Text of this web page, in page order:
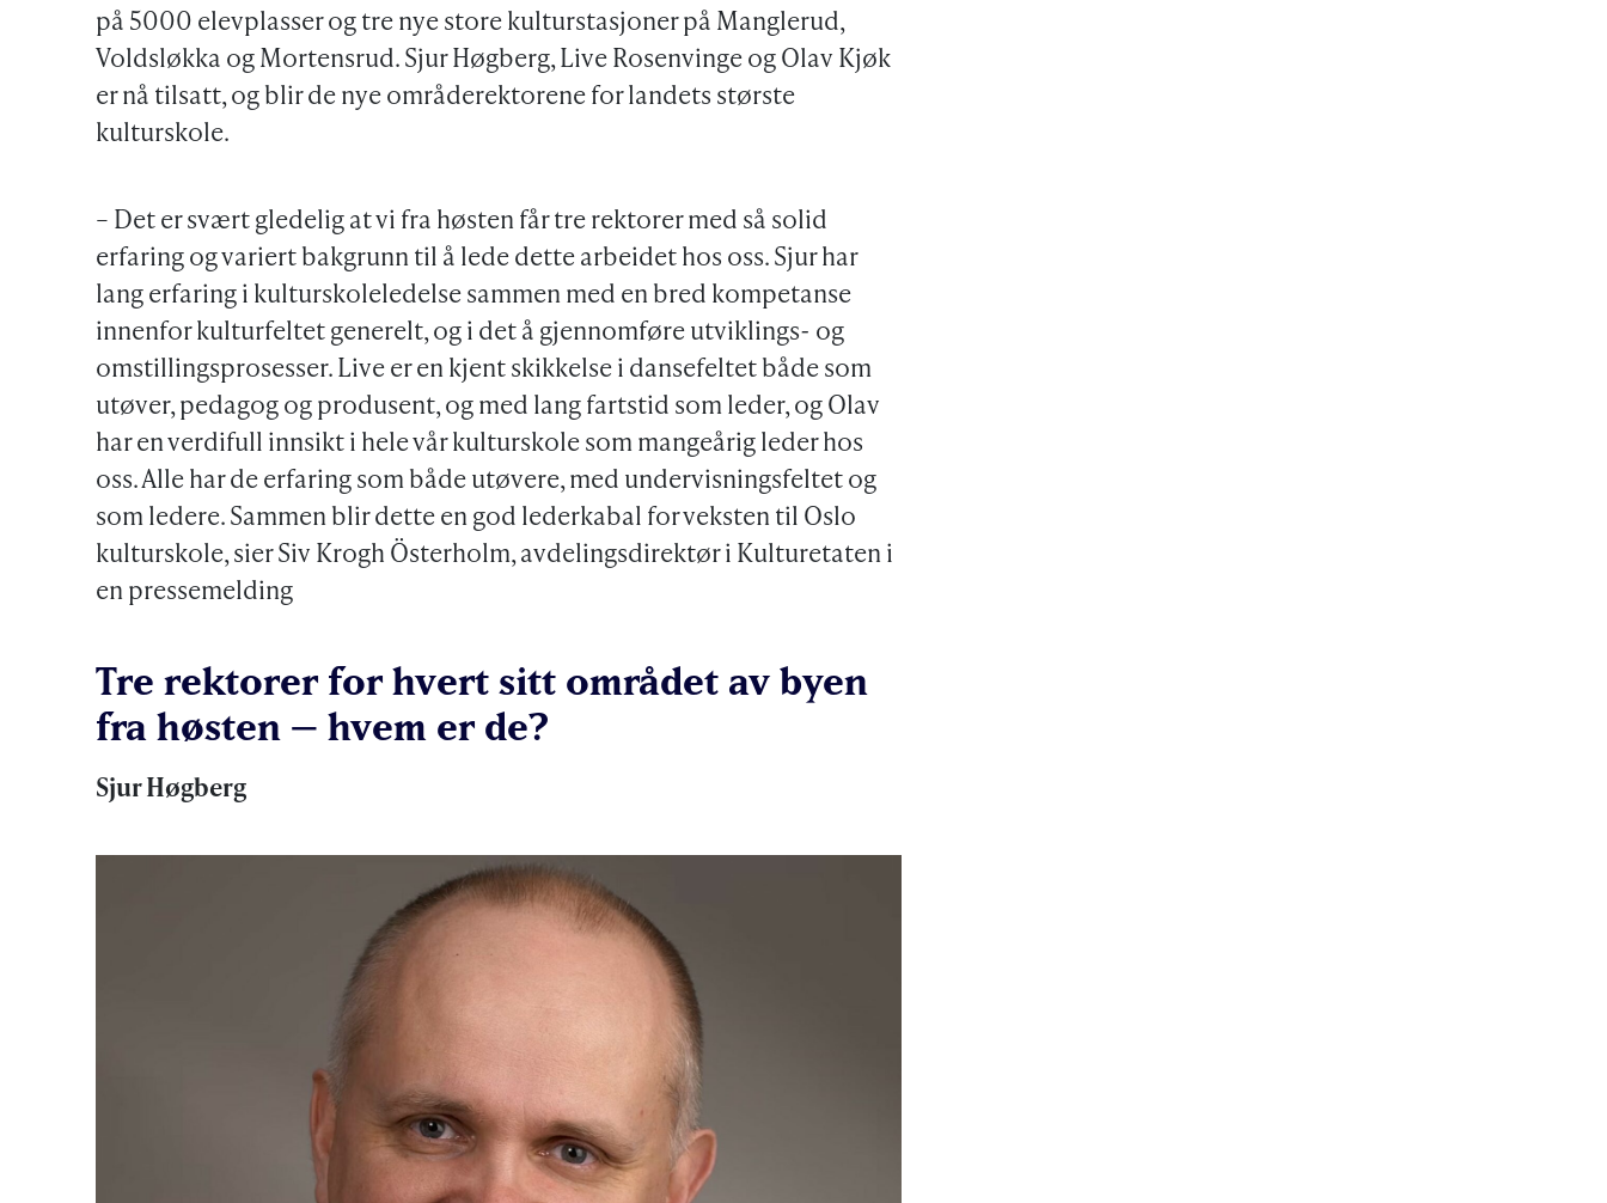
på 5000 elevplasser og tre nye store kulturstasjoner på Manglerud,
Voldsløkka og Mortensrud. Sjur Høgberg, Live Rosenvinge og Olav Kjøk
er nå tilsatt, og blir de nye områderektorene for landets største
kulturskole.
– Det er svært gledelig at vi fra høsten får tre rektorer med så solid
erfaring og variert bakgrunn til å lede dette arbeidet hos oss. Sjur har
lang erfaring i kulturskoleledelse sammen med en bred kompetanse
innenfor kulturfeltet generelt, og i det å gjennomføre utviklings- og
omstillingsprosesser. Live er en kjent skikkelse i dansefeltet både som
utøver, pedagog og produsent, og med lang fartstid som leder, og Olav
har en verdifull innsikt i hele vår kulturskole som mangeårig leder hos
oss. Alle har de erfaring som både utøvere, med undervisningsfeltet og
som ledere. Sammen blir dette en god lederkabal for veksten til Oslo
kulturskole, sier Siv Krogh Österholm, avdelingsdirektør i Kulturetaten i
en pressemelding
Tre rektorer for hvert sitt området av byen
fra høsten – hvem er de?
Sjur Høgberg